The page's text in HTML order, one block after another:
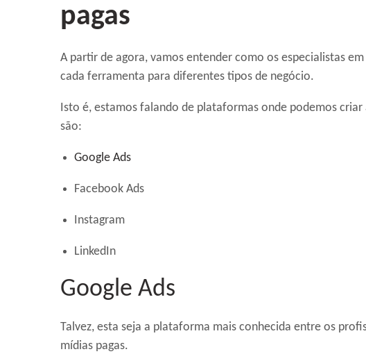
pagas
A partir de agora, vamos entender como os especialistas
cada ferramenta para diferentes tipos de negócio.
Isto é, estamos falando de plataformas onde podemos
são:
Google Ads
Facebook Ads
Instagram
LinkedIn
Google Ads
Talvez, esta seja a plataforma mais conhecida entre os
mídias pagas.